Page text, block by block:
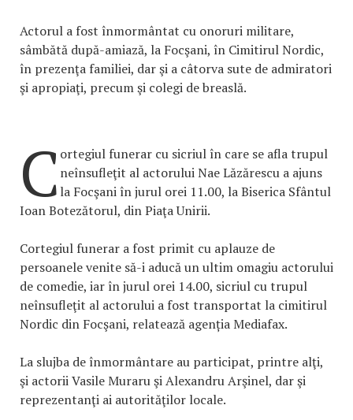
Actorul a fost înmormântat cu onoruri militare,
sâmbătă după-amiază, la Focşani, în Cimitirul Nordic,
în prezenţa familiei, dar şi a câtorva sute de admiratori
şi apropiaţi, precum şi colegi de breaslă.
C ortegiul funerar cu sicriul în care se afla trupul
neînsufleţit al actorului Nae Lăzărescu a ajuns
la Focşani în jurul orei 11.00, la Biserica Sfântul
Ioan Botezătorul, din Piaţa Unirii.
Cortegiul funerar a fost primit cu aplauze de
persoanele venite să-i aducă un ultim omagiu actorului
de comedie, iar în jurul orei 14.00, sicriul cu trupul
neînsufleţit al actorului a fost transportat la cimitirul
Nordic din Focşani, relatează agenția Mediafax.
La slujba de înmormântare au participat, printre alţi,
şi actorii Vasile Muraru şi Alexandru Arşinel, dar şi
reprezentanţi ai autorităţilor locale.